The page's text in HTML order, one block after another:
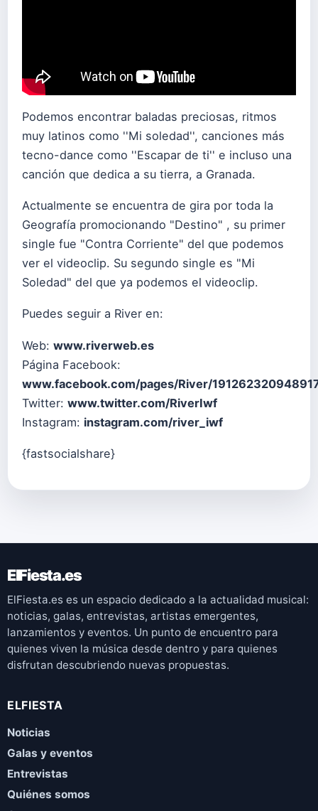
Podemos encontrar baladas preciosas, ritmos
muy latinos como ''Mi soledad'', canciones más
tecno-dance como ''Escapar de ti'' e incluso una
canción que dedica a su tierra, a Granada.
Actualmente se encuentra de gira por toda la
Geografía promocionando "Destino" , su primer
single fue "Contra Corriente" del que podemos
ver el videoclip. Su segundo single es "Mi
Soledad" del que ya podemos el videoclip.
Puedes seguir a River en:
Web: www.riverweb.es
Página Facebook:
www.facebook.com/pages/River/
Twitter: www.twitter.com/RiverIwf
Instagram: instagram.com/river_iwf
{fastsocialshare}
ElFiesta.es
ElFiesta.es es un espacio dedicado a la actualidad musical:
noticias, galas, entrevistas, artistas emergentes,
lanzamientos y eventos. Un punto de encuentro para
quienes viven la música desde dentro y para quienes
disfrutan descubriendo nuevas propuestas.
ELFIESTA
Noticias
Galas y eventos
Entrevistas
Quiénes somos